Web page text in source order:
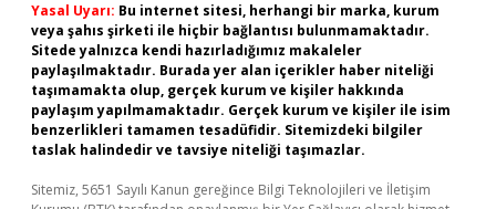
Yasal Uyarı: Bu internet sitesi, herhangi bir marka, kurum
veya şahıs şirketi ile hiçbir bağlantısı bulunmamaktadır.
Sitede yalnızca kendi hazırladığımız makaleler
paylaşılmaktadır. Burada yer alan içerikler haber niteliği
taşımamakta olup, gerçek kurum ve kişiler hakkında
paylaşım yapılmamaktadır. Gerçek kurum ve kişiler ile isim
benzerlikleri tamamen tesadüfidir. Sitemizdeki bilgiler
taslak halindedir ve tavsiye niteliği taşımazlar.
Sitemiz, 5651 Sayılı Kanun gereğince Bilgi Teknolojileri ve İletişim